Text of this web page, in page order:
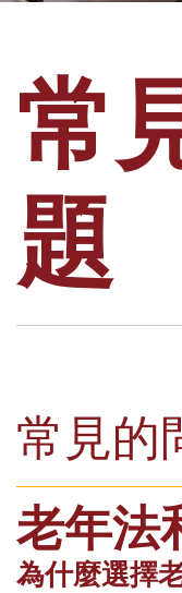
常
題
常見的
老年法
為什麼選擇